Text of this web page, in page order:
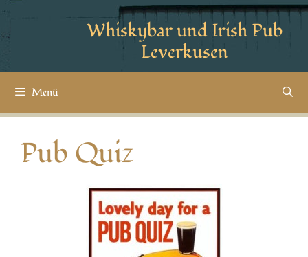
Whiskybar und Irish Pub
Leverkusen
Menü
Pub Quiz